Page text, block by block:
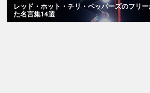
レッド・ホット・チリ・ペッパーズのフリ
た名言集14選